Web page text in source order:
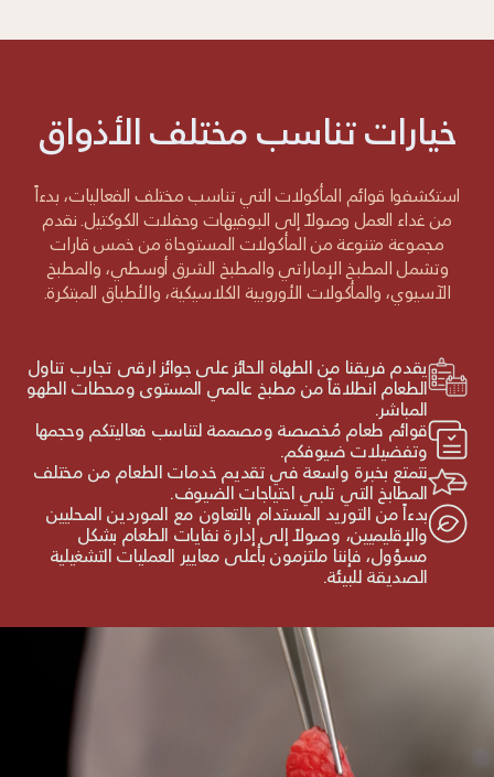
خيارات تناسب مختلف الأذواق
استكشفوا قوائم المأكولات التي تناسب مختلف الفعاليات، بدءاً
من غداء العمل وصولاً إلى البوفيهات وحفلات الكوكتيل. نقدم
مجموعة متنوعة من المأكولات المستوحاة من خمس قارات
وتشمل المطبخ الإماراتي والمطبخ الشرق أوسطي، والمطبخ
الآسيوي، والمأكولات الأوروبية الكلاسيكية، والأطباق المبتكرة.
يقدم فريقنا من الطهاة الحائز على جوائز أرقى تجارب تناول
الطعام انطلاقاً من مطبخ عالمي المستوى ومحطات الطهو
المباشر.
قوائم طعام مُخصصة ومصممة لتناسب فعاليتكم وحجمها
وتفضيلات ضيوفكم.
نتمتع بخبرة واسعة في تقديم خدمات الطعام من مختلف
المطابخ التي تلبي احتياجات الضيوف.
بدءاً من التوريد المستدام بالتعاون مع الموردين المحليين
والإقليميين، وصولاً إلى إدارة نفايات الطعام بشكل
مسؤول، فإننا ملتزمون بأعلى معايير العمليات التشغيلية
الصديقة للبيئة.